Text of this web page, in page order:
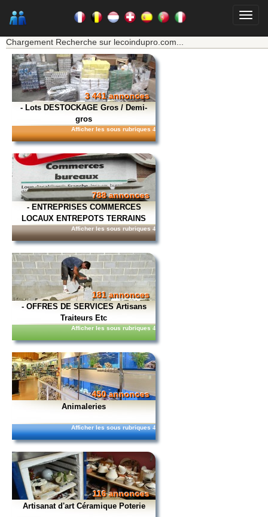
Chargement Recherche sur lecoindupro.com...
3 441 annonces
- Lots DESTOCKAGE Gros / Demi-
gros
Afficher les sous rubriques 4
788 annonces
- ENTREPRISES COMMERCES
LOCAUX ENTREPOTS TERRAINS
Afficher les sous rubriques 4
181 annonces
- OFFRES DE SERVICES Artisans
Traiteurs Etc
Afficher les sous rubriques 4
450 annonces
Animaleries
Afficher les sous rubriques 4
116 annonces
Artisanat d'art Céramique Poterie